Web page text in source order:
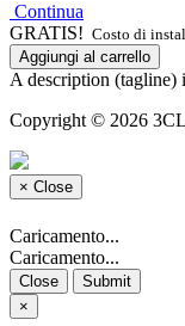
Continua
GRATIS! Costo di
Aggiungi al carrello
A description (tagline)
Copyright © 2026
× Close
Caricamento...
Caricamento...
Close
Submit
×